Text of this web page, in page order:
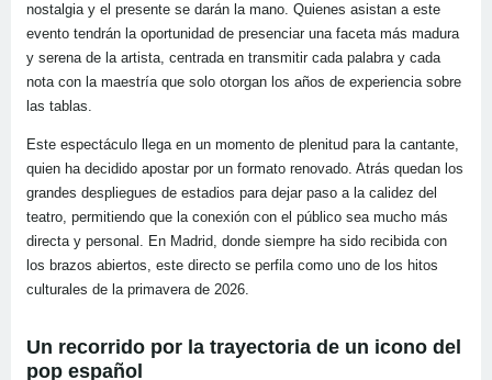
nostalgia y el presente se darán la mano. Quienes asistan a este
evento tendrán la oportunidad de presenciar una faceta más madura
y serena de la artista, centrada en transmitir cada palabra y cada
nota con la maestría que solo otorgan los años de experiencia sobre
las tablas.
Este espectáculo llega en un momento de plenitud para la cantante,
quien ha decidido apostar por un formato renovado. Atrás quedan los
grandes despliegues de estadios para dejar paso a la calidez del
teatro, permitiendo que la conexión con el público sea mucho más
directa y personal. En Madrid, donde siempre ha sido recibida con
los brazos abiertos, este directo se perfila como uno de los hitos
culturales de la primavera de 2026.
Un recorrido por la trayectoria de un icono del
pop español